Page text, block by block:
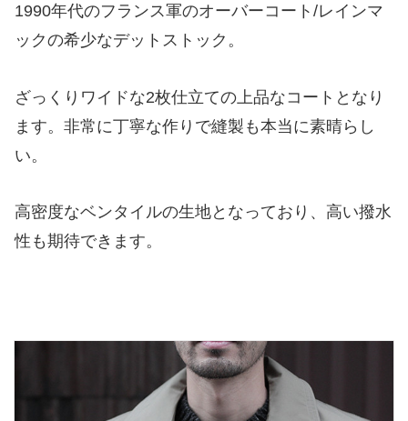
1990年代のフランス軍のオーバーコート/レインマ
ックの希少なデットストック。
ざっくりワイドな2枚仕立ての上品なコートとなり
ます。非常に丁寧な作りで縫製も本当に素晴らし
い。
高密度なベンタイルの生地となっており、高い撥水
性も期待できます。